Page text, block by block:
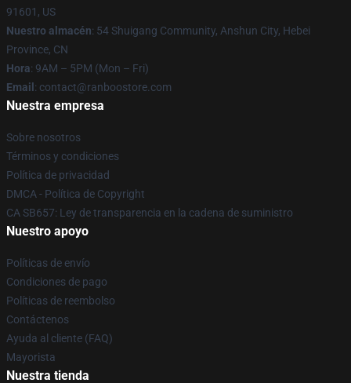
91601, US
Nuestro almacén: 54 Shuigang Community, Anshun City, Hebei
Province, CN
Hora: 9AM – 5PM (Mon – Fri)
Email : contact@ranboostore.com
Nuestra empresa
Sobre nosotros
Términos y condiciones
Política de privacidad
DMCA - Política de Copyright
CA SB657: Ley de transparencia en la cadena de suministro
Nuestro apoyo
Políticas de envío
Condiciones de pago
Políticas de reembolso
Contáctenos
Ayuda al cliente (FAQ)
Mayorista
Nuestra tienda